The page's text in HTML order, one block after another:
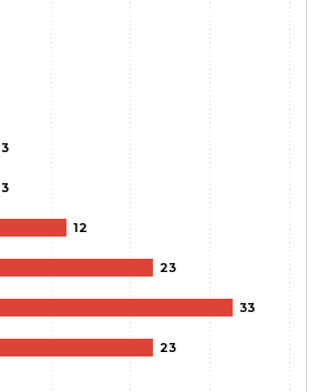
3
3
12
23
33
23